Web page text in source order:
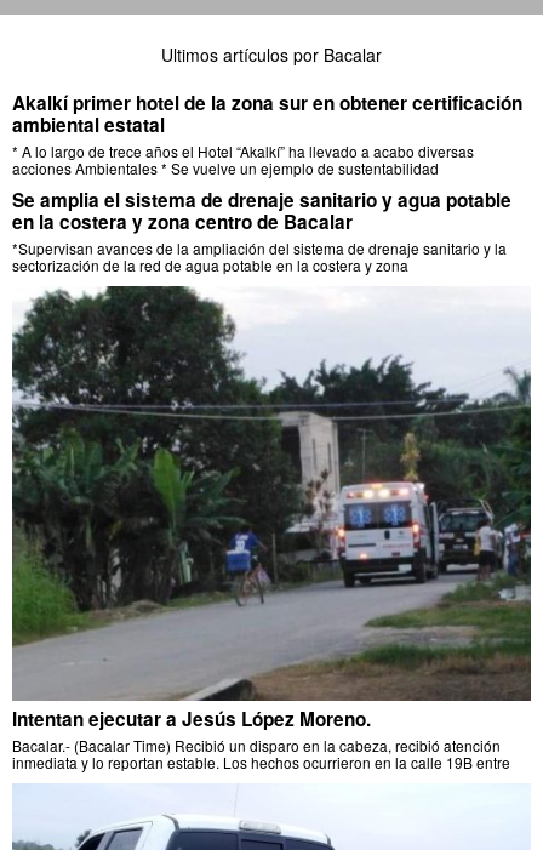
Ultimos artículos por Bacalar
Akalkí primer hotel de la zona sur en obtener certificación
ambiental estatal
* A lo largo de trece años el Hotel “Akalkí” ha llevado a acabo diversas
acciones Ambientales * Se vuelve un ejemplo de sustentabilidad
Se amplia el sistema de drenaje sanitario y agua potable
en la costera y zona centro de Bacalar
*Supervisan avances de la ampliación del sistema de drenaje sanitario y la
sectorización de la red de agua potable en la costera y zona
Intentan ejecutar a Jesús López Moreno.
Bacalar.- (Bacalar Time) Recibió un disparo en la cabeza, recibió atención
inmediata y lo reportan estable. Los hechos ocurrieron en la calle 19B entre